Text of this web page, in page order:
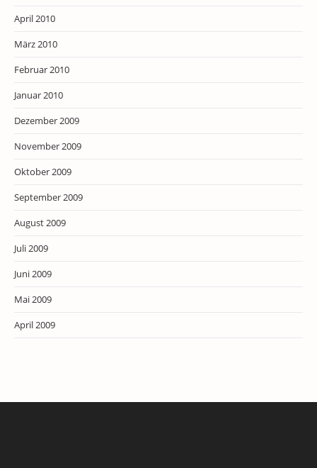
April 2010
März 2010
Februar 2010
Januar 2010
Dezember 2009
November 2009
Oktober 2009
September 2009
August 2009
Juli 2009
Juni 2009
Mai 2009
April 2009